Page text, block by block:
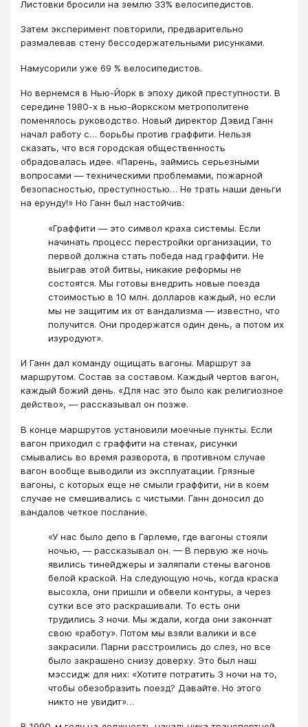
Листовки бросили на землю 33% велосипедистов.
Затем эксперимент повторили, предварительно
размалевав стену бессодержательными рисунками.
Намусорили уже 69 % велосипедистов.
Но вернемся в Нью-Йорк в эпоху дикой преступности. В
середине 1980-х в нью-йоркском метрополитене
поменялось руководство. Новый директор Дэвид Ганн
начал работу с… борьбы против граффити. Нельзя
сказать, что вся городская общественность
обрадовалась идее. «Парень, займись серьезными
вопросами — техническими проблемами, пожарной
безопасностью, преступностью… Не трать наши деньги
на ерунду!» Но Ганн был настойчив:
«Граффити — это символ краха системы. Если
начинать процесс перестройки организации, то
первой должна стать победа над граффити. Не
выиграв этой битвы, никакие реформы не
состоятся. Мы готовы внедрить новые поезда
стоимостью в 10 млн. долларов каждый, но если
мы не защитим их от вандализма — известно, что
получится. Они продержатся один день, а потом их
изуродуют».
И Ганн дал команду ощищать вагоны. Маршрут за
маршрутом. Состав за составом. Каждый чертов вагон,
каждый божий день. «Для нас это было как религиозное
действо», — рассказывал он позже.
В конце маршрутов установили моечные пункты. Если
вагон приходил с граффити на стенах, рисунки
смывались во время разворота, в противном случае
вагон вообще выводили из эксплуатации. Грязные
вагоны, с которых еще не смыли граффити, ни в коем
случае не смешивались с чистыми. Ганн доносил до
вандалов четкое послание.
«У нас было депо в Гарлеме, где вагоны стояли
ночью, — рассказывал он. — В первую же ночь
явились тинейджеры и заляпали стены вагонов
белой краской. На следующую ночь, когда краска
высохла, они пришли и обвели контуры, а через
сутки все это раскрашивали. То есть они
трудились 3 ночи. Мы ждали, когда они закончат
свою «работу». Потом мы взяли валики и все
закрасили. Парни расстроились до слез, но все
было закрашено снизу доверху. Это был наш
мэссидж для них: «Хотите потратить 3 ночи на то,
чтобы обезобразить поезд? Давайте. Но этого
никто не увидит»…